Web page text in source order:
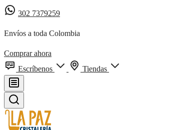
302 7379259
Envíos a toda Colombia
Comprar ahora
Escríbenos
Tiendas